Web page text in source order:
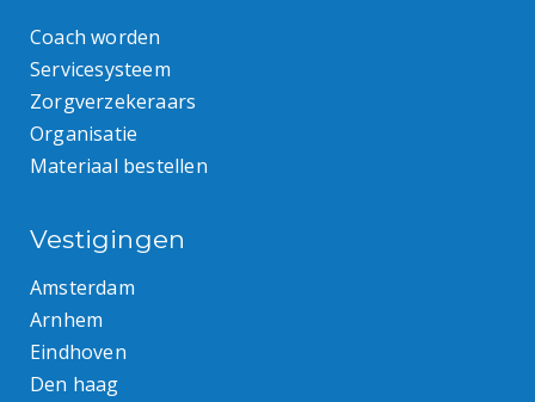
Coach worden
Servicesysteem
Zorgverzekeraars
Organisatie
Materiaal bestellen
Vestigingen
Amsterdam
Arnhem
Eindhoven
Den haag